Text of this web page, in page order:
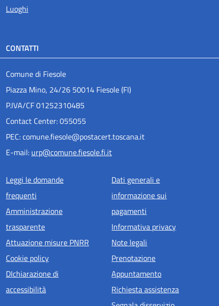
Luoghi
CONTATTI
Comune di Fiesole
Piazza Mino, 24/26 50014 Fiesole (FI)
P.IVA/CF 01252310485
Contact Center: 055055
PEC: comune.fiesole@postacert.toscana.it
E-mail: urp@comune.fiesole.fi.it
Menu piè di pagina
Leggi le domande
frequenti
Amministrazione
trasparente
Attuazione misure PNRR
Cookie policy
DIchiarazione di
accessibilità
Dati generali e
informazione sui
pagamenti
Informativa privacy
Note legali
Prenotazione
Appuntamento
Richiesta assistenza